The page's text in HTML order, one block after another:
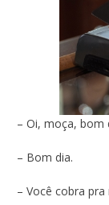
– Oi, moça, bom
– Bom dia.
– Você cobra